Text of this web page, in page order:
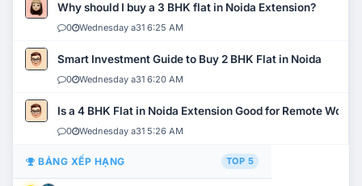
Why should I buy a 3 BHK flat in Noida Extension?
0 Wednesday a31 6:25 AM
Smart Investment Guide to Buy 2 BHK Flat in Noida
0 Wednesday a31 6:20 AM
Is a 4 BHK Flat in Noida Extension Good for Remote Work?
0 Wednesday a31 5:26 AM
BẢNG XẾP HẠNG TOP 5